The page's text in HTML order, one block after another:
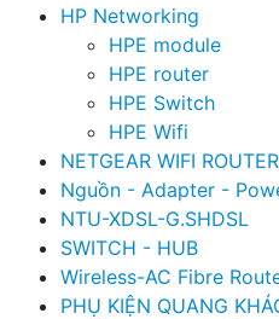
HP Networking
HPE module
HPE router
HPE Switch
HPE Wifi
NETGEAR WIFI
Nguồn - Adapter -
NTU-XDSL-G.SHDSL
SWITCH - HUB
Wireless-AC Fibre
PHỤ KIỆN QUANG